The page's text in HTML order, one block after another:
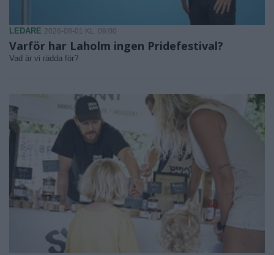
LEDARE 2026-08-01 KL. 06:00
Varför har Laholm ingen Pridefestival?
Vad är vi rädda för?